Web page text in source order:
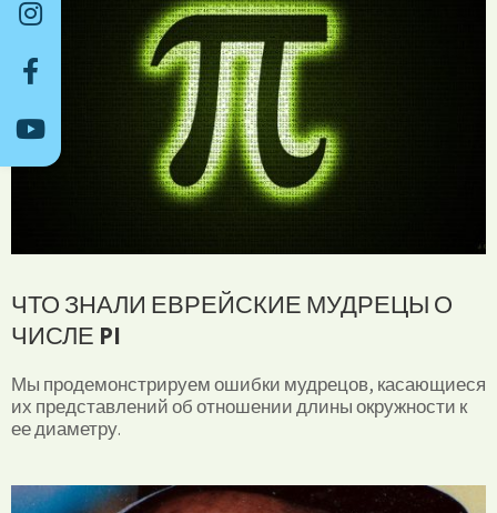
ЧТО ЗНАЛИ ЕВРЕЙСКИЕ МУДРЕЦЫ О
ЧИСЛЕ PI
Мы продемонстрируем ошибки мудрецов, касающиеся
их представлений об отношении длины окружности к
ее диаметру.